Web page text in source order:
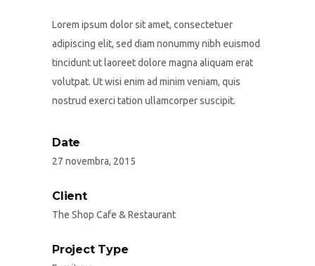
Lorem ipsum dolor sit amet, consectetuer
adipiscing elit, sed diam nonummy nibh euismod
tincidunt ut laoreet dolore magna aliquam erat
volutpat. Ut wisi enim ad minim veniam, quis
nostrud exerci tation ullamcorper suscipit.
Date
27 novembra, 2015
Client
The Shop Cafe & Restaurant
Project Type